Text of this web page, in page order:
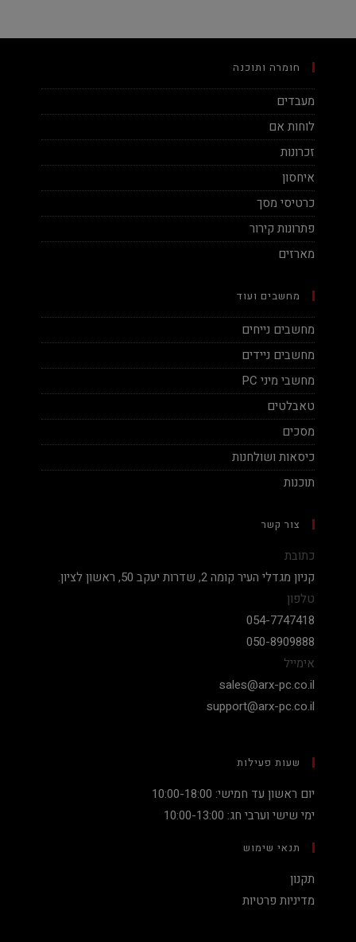
חומרה ותוכנה
מעבדים
לוחות אם
זכרונות
איחסון
כרטיסי מסך
פתרונות קירור
מארזים
מחשבים ועוד
מחשבים נייחים
מחשבים ניידים
מחשבי מיני PC
טאבלטים
מסכים
כיסאות ושולחנות
תוכנות
צור קשר
כתובת
קניון מגדלי העיר קומה 2, שדרות יעקב 50, ראשון לציון.
טלפון
054-7747418
050-8909888
אימייל
sales@arx-pc.co.il
support@arx-pc.co.il
שעות פעילות
יום ראשון עד חמישי: 10:00-18:00
ימי שישי וערבי חג: 10:00-13:00
תנאי שימוש
תקנון
מדיניות פרטיות